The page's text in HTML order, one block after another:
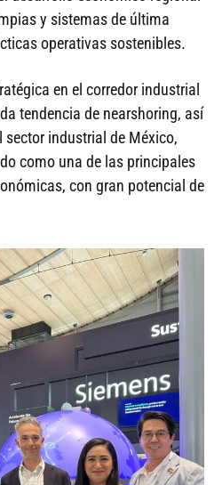
y sistemas de última
operativas sostenibles.
en el corredor industrial
tendencia de nearshoring, así
industrial de México,
como una de las principales
con gran potencial de